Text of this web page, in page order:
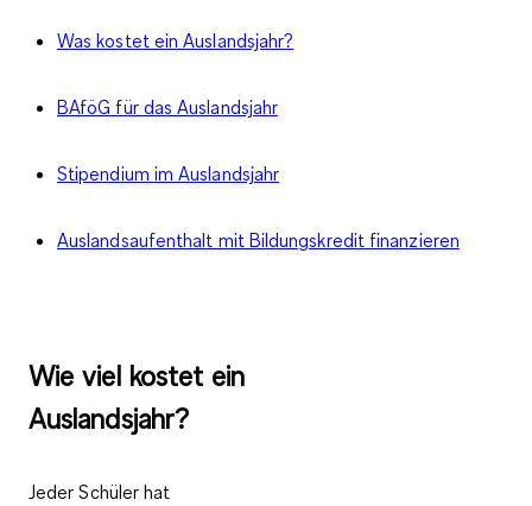
Was kostet ein Auslandsjahr?
BAföG für das Auslandsjahr
Stipendium im Auslandsjahr
Auslandsaufenthalt mit Bildungskredit finanzieren
Wie viel kostet ein
Auslandsjahr?
Jeder Schüler hat